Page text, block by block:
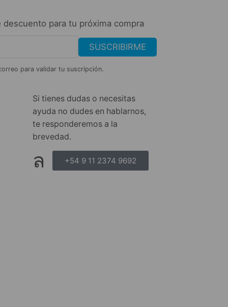
para tu próxima compra
SUSCRIBIRME
para validar tu suscripción.
Si tienes dudas o necesitas
ayuda no dudes en hablarnos,
te responderemos a la
brevedad.
+54 9 11 2374 9692